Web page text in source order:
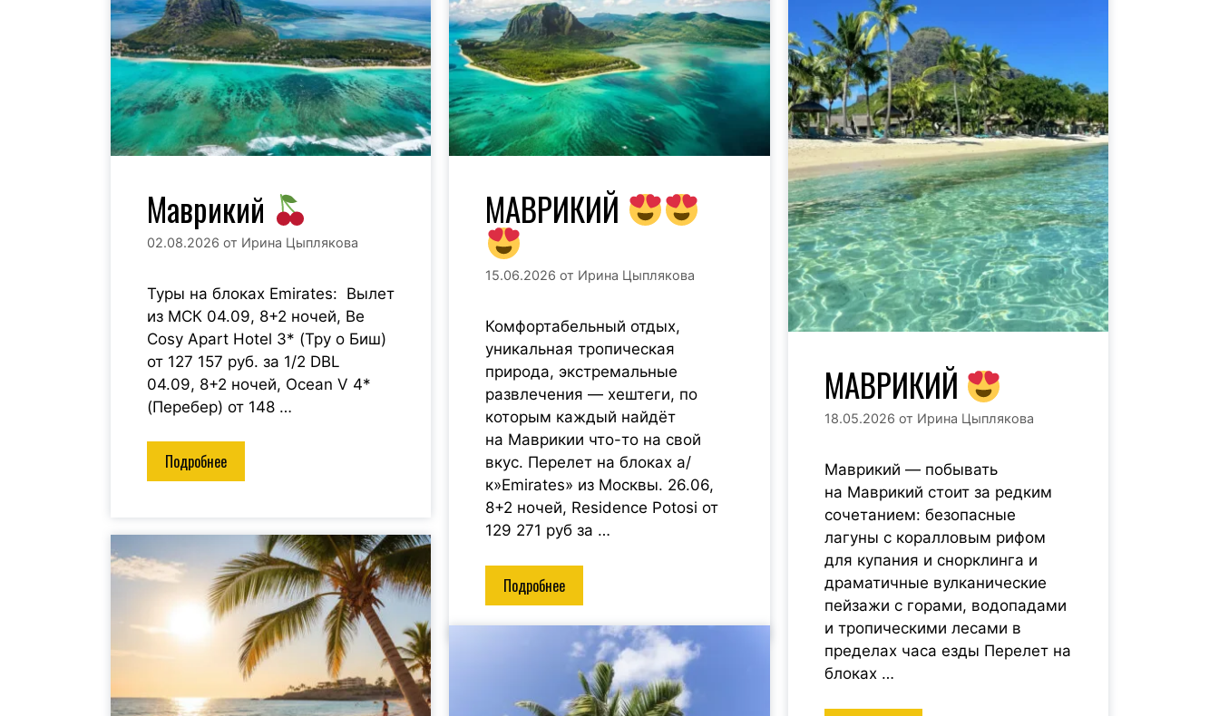
Маврикий
02.08.2026 от Ирина Цыплякова
Туры на блоках Emirates: Вылет
из МСК 04.09, 8+2 ночей, Be
Cosy Apart Hotel 3* (Тру о Биш)
от 127 157 руб. за 1/2 DBL
04.09, 8+2 ночей, Ocean V 4*
(Перебер) от 148 …
Подробнее
МАВРИКИЙ
15.06.2026 от Ирина Цыплякова
Комфортабельный отдых,
уникальная тропическая
природа, экстремальные
развлечения — хештеги, по
которым каждый найдёт
на Маврикии что-то на свой
вкус. Перелет на блоках а/
к»Emirates» из Москвы. 26.06,
8+2 ночей, Residence Potosi от
129 271 руб за …
Подробнее
МАВРИКИЙ
18.05.2026 от Ирина Цыплякова
Маврикий — побывать
на Маврикий стоит за редким
сочетанием: безопасные
лагуны с коралловым рифом
для купания и снорклинга и
драматичные вулканические
пейзажи с горами, водопадами
и тропическими лесами в
пределах часа езды Перелет на
блоках …